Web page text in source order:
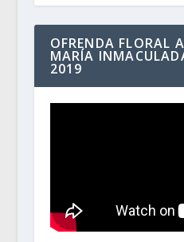
OFRENDA FLORAL
MARÍA
2019